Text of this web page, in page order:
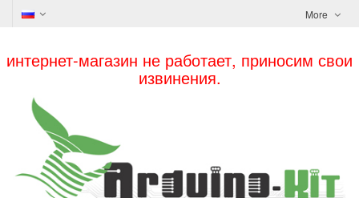
More
интернет-магазин не работает, приносим свои
извинения.